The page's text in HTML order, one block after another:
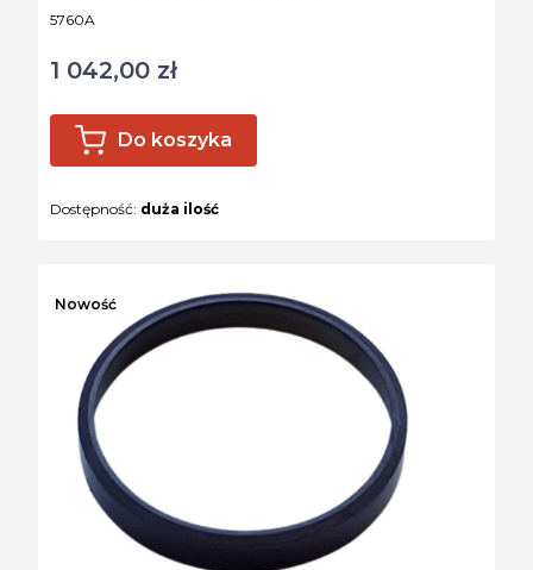
Kod produktu
5760A
Cena
1 042,00 zł
Do koszyka
Dostępność: duża ilość
Nowość